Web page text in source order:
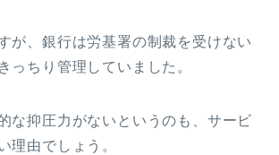
が、銀行は労基署の制裁を受けない
っちり管理していました。
な抑圧力がないというのも、サービ
理由でしょう。